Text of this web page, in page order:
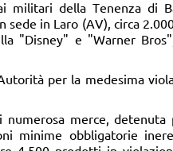
militari della Tenenza di
sede in Laro (AV), circa
"Disney" e "Warner
per la medesima
numerosa merce, detenuta
minime obbligatorie